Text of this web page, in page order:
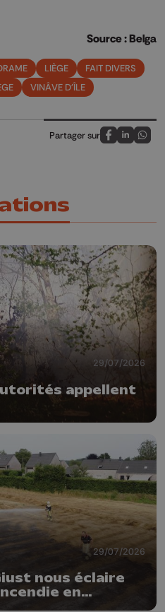
Source : Belga
LIÈGE
FAIT DIVERS
VINÂVE D'ÎLE
Partager sur
Partagez sur
Partagez
29/07/2026
appellent
29/07/2026
nous éclaire
en
comme en